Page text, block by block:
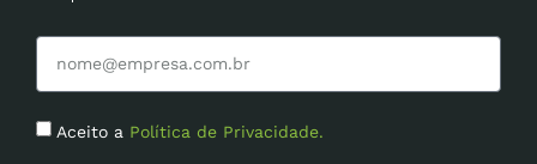
Aceito a Política de Privacidade.